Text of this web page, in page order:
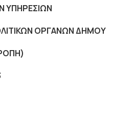
ΥΠΗΡΕΣΙΩΝ
ΟΡΓΑΝΩΝ ΔΗΜΟΥ